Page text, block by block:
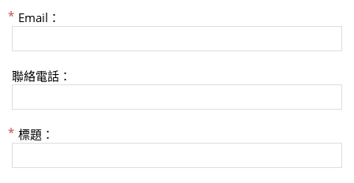
Email：
聯絡電話：
標題：